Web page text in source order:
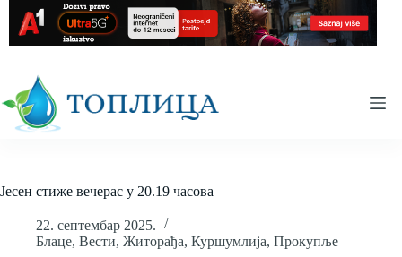
content
Јесен стиже вечерас у 20.19 часова
22. септембар 2025.
Блаце, Вести, Житорађа, Куршумлија, Прокупље